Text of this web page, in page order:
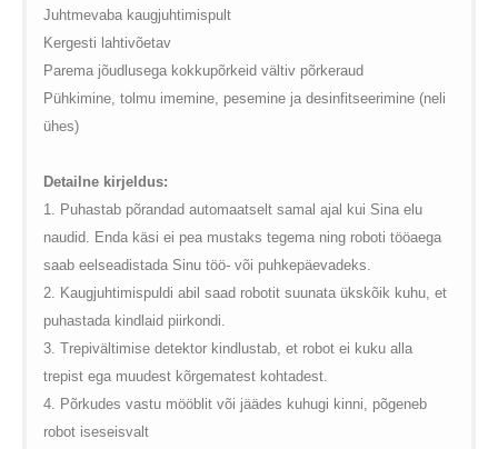
Juhtmevaba kaugjuhtimispult
Kergesti lahtivõetav
Parema jõudlusega kokkupõrkeid vältiv põrkeraud
Pühkimine, tolmu imemine, pesemine ja desinfitseerimine (neli
ühes)
Detailne kirjeldus:
1. Puhastab põrandad automaatselt samal ajal kui Sina elu
naudid. Enda käsi ei pea mustaks tegema ning roboti tööaega
saab eelseadistada Sinu töö- või puhkepäevadeks.
2. Kaugjuhtimispuldi abil saad robotit suunata ükskõik kuhu, et
puhastada kindlaid piirkondi.
3. Trepivältimise detektor kindlustab, et robot ei kuku alla
trepist ega muudest kõrgematest kohtadest.
4. Põrkudes vastu mööblit või jäädes kuhugi kinni, põgeneb
robot iseseisvalt